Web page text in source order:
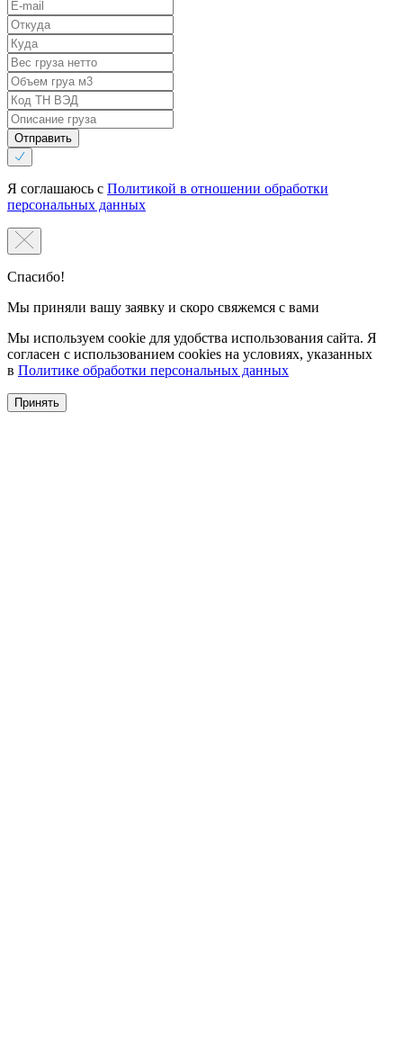
Отправить
Я соглашаюсь с Политикой в отношении обработки
персональных данных
Спасибо!
Мы приняли вашу заявку и скоро свяжемся с вами
Мы используем cookie для удобства использования сайта. Я
согласен с использованием cookies на условиях, указанных
в Политике обработки персональных данных
Принять